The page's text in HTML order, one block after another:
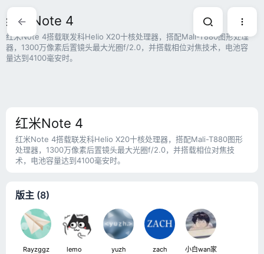
红米Note 4
红米Note 4搭载联发科Helio X20十核处理器，搭配Mali-T880图形处理
器，1300万像素后置镜头最大光圈f/2.0，并搭载相位对焦技术，电池容
量达到4100毫安时。
红米Note 4
红米Note 4搭载联发科Helio X20十核处理器，搭配Mali-T880图形
处理器，1300万像素后置镜头最大光圈f/2.0，并搭载相位对焦技
术，电池容量达到4100毫安时。
版主 (8)
Rayzggz lemoㅤ yuzh zach 小白wan家